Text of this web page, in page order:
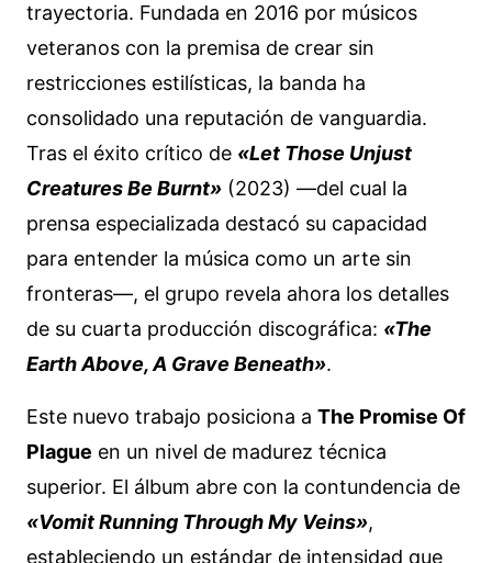
trayectoria. Fundada en 2016 por músicos
veteranos con la premisa de crear sin
restricciones estilísticas, la banda ha
consolidado una reputación de vanguardia.
Tras el éxito crítico de «Let Those Unjust
Creatures Be Burnt» (2023) —del cual la
prensa especializada destacó su capacidad
para entender la música como un arte sin
fronteras—, el grupo revela ahora los detalles
de su cuarta producción discográfica: «The
Earth Above, A Grave Beneath».
Este nuevo trabajo posiciona a The Promise Of
Plague en un nivel de madurez técnica
superior. El álbum abre con la contundencia de
«Vomit Running Through My Veins»,
estableciendo un estándar de intensidad que